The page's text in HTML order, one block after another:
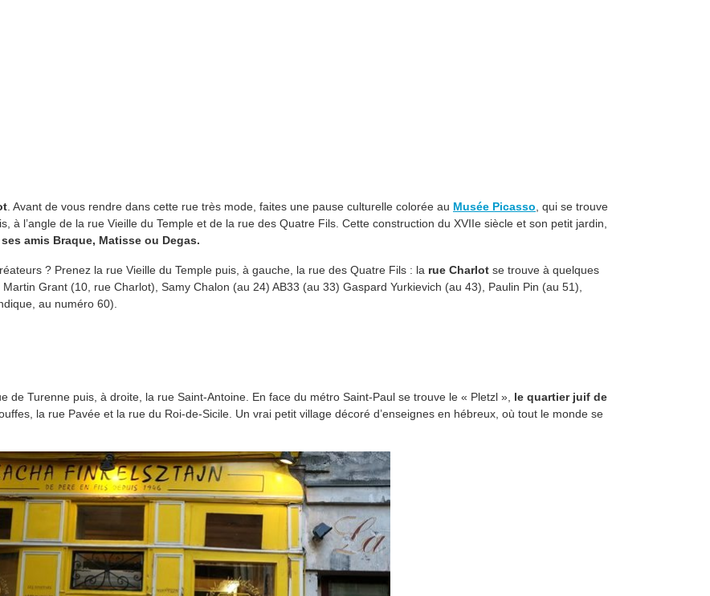
. Avant de vous rendre dans cette rue très mode, faites une pause culturelle colorée au Musée Picasso , qui se trouve
à l’angle de la rue Vieille du Temple et de la rue des Quatre Fils. Cette construction du XVIIe siècle et son petit jardin,
amis Braque, Matisse ou Degas.
? Prenez la rue Vieille du Temple puis, à gauche, la rue des Quatre Fils : la rue Charlot se trouve à quelques
Grant (10, rue Charlot), Samy Chalon (au 24) AB33 (au 33) Gaspard Yurkievich (au 43), Paulin Pin (au 51),
au numéro 60).
de Turenne puis, à droite, la rue Saint-Antoine. En face du métro Saint-Paul se trouve le « Pletzl », le quartier juif de
la rue Pavée et la rue du Roi-de-Sicile. Un vrai petit village décoré d’enseignes en hébreux, où tout le monde se